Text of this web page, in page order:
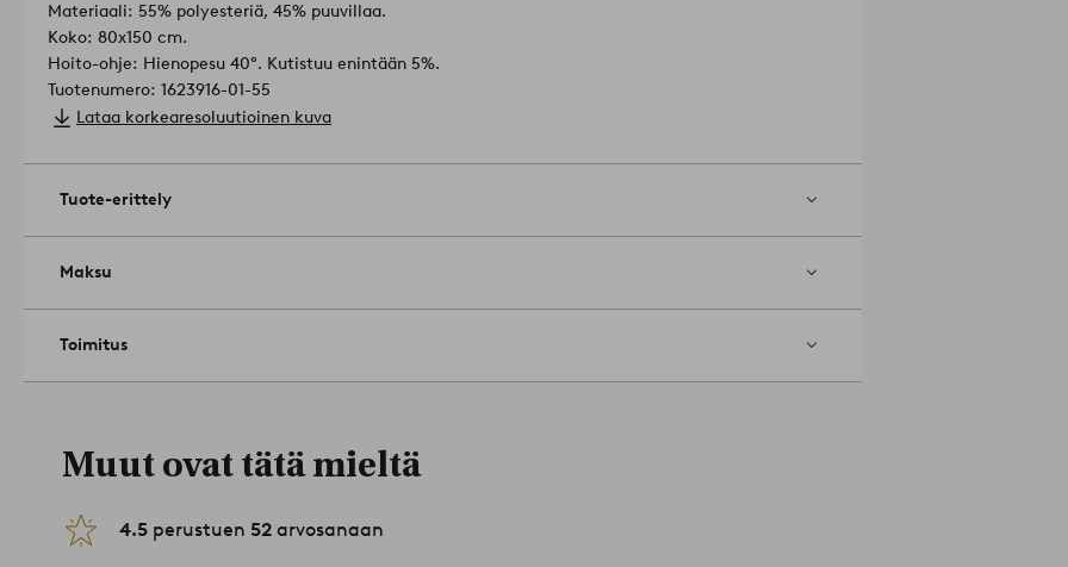
Materiaali: 55% polyesteriä, 45% puuvillaa.
Koko: 80x150 cm.
Hoito-ohje: Hienopesu 40°. Kutistuu enintään 5%.
Tuotenumero: 1623916-01-55
Lataa korkearesoluutioinen kuva
Tuote-erittely
Maksu
Toimitus
Muut ovat tätä mieltä
4.5 perustuen 52 arvosanaan